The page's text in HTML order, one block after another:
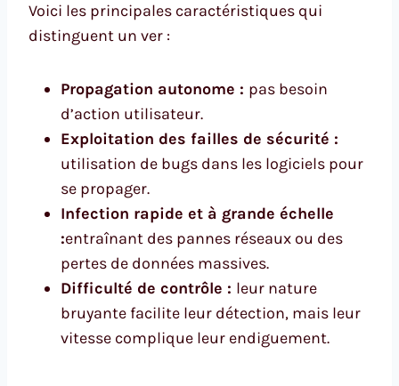
Voici les principales caractéristiques qui
distinguent un ver :
Propagation autonome : pas besoin
d’action utilisateur.
Exploitation des failles de sécurité :
utilisation de bugs dans les logiciels pour
se propager.
Infection rapide et à grande échelle
:entraînant des pannes réseaux ou des
pertes de données massives.
Difficulté de contrôle : leur nature
bruyante facilite leur détection, mais leur
vitesse complique leur endiguement.